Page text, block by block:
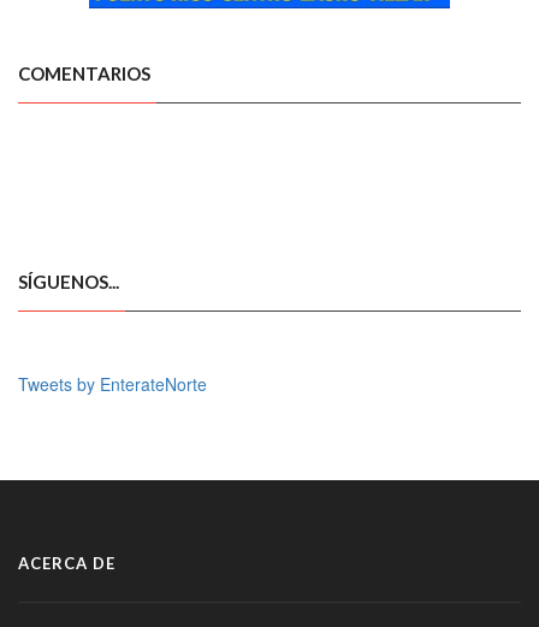
COMENTARIOS
SÍGUENOS...
Tweets by EnterateNorte
ACERCA DE